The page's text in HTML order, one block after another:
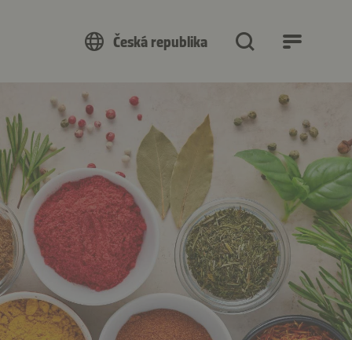
Česká republika